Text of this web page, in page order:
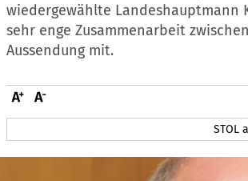
wiedergewählte Landeshauptmann
sehr enge Zusammenarbeit
Aussendung mit.
STOL